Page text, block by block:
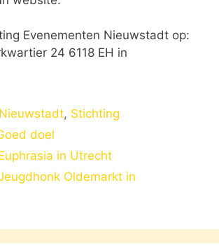
Evenementen Nieuwstadt op:
24 6118 EH in
Nieuwstadt, Stichting
doel
in Utrecht
Oldemarkt in